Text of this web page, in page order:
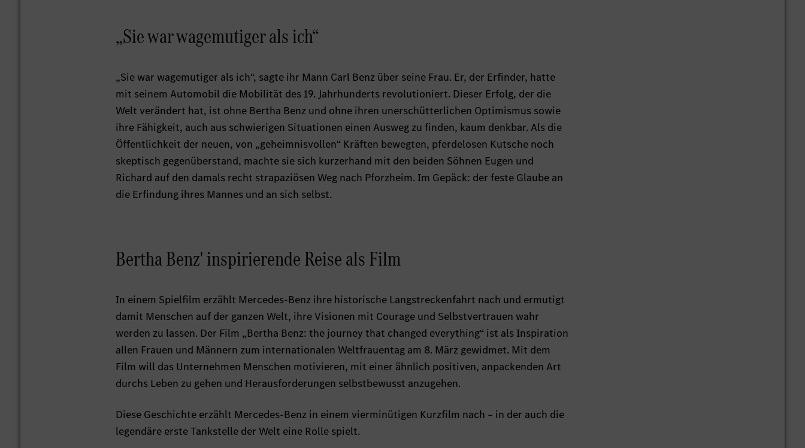
„Sie war wagemutiger als ich“
„Sie war wagemutiger als ich“, sagte ihr Mann Carl Benz über seine Frau. Er, der Erfinder, hatte
mit seinem Automobil die Mobilität des 19. Jahrhunderts revolutioniert. Dieser Erfolg, der die
Welt verändert hat, ist ohne Bertha Benz und ohne ihren unerschütterlichen Optimismus sowie
ihre Fähigkeit, auch aus schwierigen Situationen einen Ausweg zu finden, kaum denkbar. Als die
Öffentlichkeit der neuen, von „geheimnisvollen“ Kräften bewegten, pferdelosen Kutsche noch
skeptisch gegenüberstand, machte sie sich kurzerhand mit den beiden Söhnen Eugen und
Richard auf den damals recht strapaziösen Weg nach Pforzheim. Im Gepäck: der feste Glaube an
die Erfindung ihres Mannes und an sich selbst.
Bertha Benz' inspirierende Reise als Film
In einem Spielfilm erzählt Mercedes-Benz ihre historische Langstreckenfahrt nach und ermutigt
damit Menschen auf der ganzen Welt, ihre Visionen mit Courage und Selbstvertrauen wahr
werden zu lassen. Der Film „Bertha Benz: the journey that changed everything“ ist als Inspiration
allen Frauen und Männern zum internationalen Weltfrauentag am 8. März gewidmet. Mit dem
Film will das Unternehmen Menschen motivieren, mit einer ähnlich positiven, anpackenden Art
durchs Leben zu gehen und Herausforderungen selbstbewusst anzugehen.
Diese Geschichte erzählt Mercedes-Benz in einem vierminütigen Kurzfilm nach – in der auch die
legendäre erste Tankstelle der Welt eine Rolle spielt.